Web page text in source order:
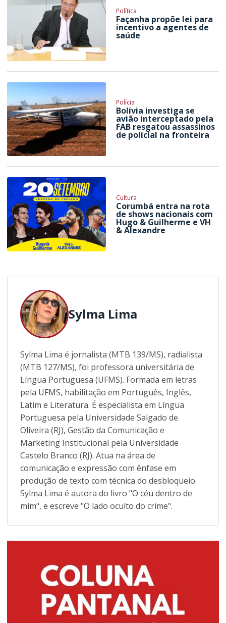
Política
Façanha propõe lei para
incentivo a agentes de
saúde
Polícia
Bolívia investiga se
avião interceptado pela
FAB resgatou assassinos
de policial na fronteira
Cultura
Corumbá entra na rota
de shows nacionais com
Hugo & Guilherme e VH
& Alexandre
Sylma Lima
Sylma Lima é jornalista (MTB 139/MS), radialista
(MTB 127/MS), foi professora universitária de
Língua Portuguesa (UFMS). Formada em letras
pela UFMS, habilitação em Português, Inglês,
Latim e Literatura. É especialista em Língua
Portuguesa pela Universidade Salgado de
Oliveira (RJ), Gestão da Comunicação e
Marketing Institucional pela Universidade
Castelo Branco (RJ). Atua na área de
comunicação e expressão com ênfase em
produção de texto com técnica do desbloqueio.
Sylma Lima é autora do livro "O céu dentro de
mim", e escreve "O lado oculto do crime".